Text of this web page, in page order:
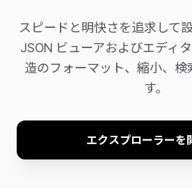
スピードと明快さを追求して
JSON ビューアおよびエディ
造のフォーマット、縮小、検
す。
エクスプローラーを